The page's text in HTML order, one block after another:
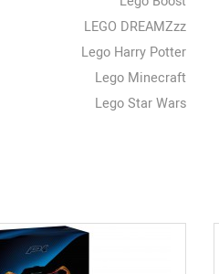
LEGO DREAMZzz
Lego Harry Potter
Lego Minecraft
Lego Star Wars